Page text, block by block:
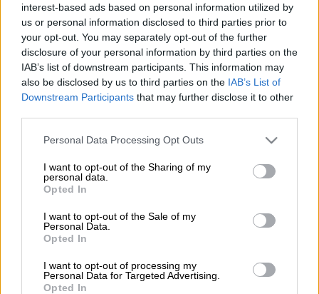
interest-based ads based on personal information utilized by
us or personal information disclosed to third parties prior to
your opt-out. You may separately opt-out of the further
disclosure of your personal information by third parties on the
IAB’s list of downstream participants. This information may
also be disclosed by us to third parties on the IAB’s List of
Downstream Participants that may further disclose it to other
Please note that this website/app uses one or more Google
not limited to your visit or usage behaviour. You may click to
grant or deny consent to Google and its third-party tags to
use your data for below specified purposes in below Google
consent section.
Personal Data Processing Opt Outs
I want to opt-out of the Sharing of my
personal data.
Opted In
I want to opt-out of the Sale of my
Personal Data.
Opted In
I want to opt-out of processing my
Personal Data for Targeted Advertising.
Opted In
Τηλεφώνημα για βόμβασε Γυμνάσιο στου
Καρέα. Στο σημείο έχουν σπεύσει τα ΤΕΕΜ.
Βέβαια, σύμφωνα με πληροφορίες του
ethnos.gr, το κτίριο είναιάδειο, καθώς
μαθητές και καθηγητές απουσιάζουν σε
σχολική εκδρομή.
ΔΙΑΒΑΣΤΕ ΕΠΙΣΗΣ
Ελλάδα|13.05.2025 12:13
Αττική Οδός: Έπεσε τσιμέντο στο
οδόστρωμα - Μεγάλες
καθυστερήσεις στο ρεύμα προς
Ελευσίνα